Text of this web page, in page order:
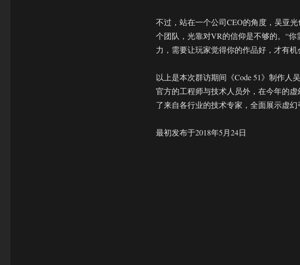
不过，站在一个公司CEO的角度，吴亚
个团队，光靠对VR的信仰是不够的。“
力，需要让玩家觉得你的作品好，才有
以上是本次群访期间《Code 51》制作人
官方的工程师与技术人员外，在今年的
了来自各行业的技术专家，全面展示虚幻
最初发布于2018年5月24日